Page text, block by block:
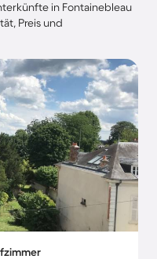
in Fontainebleau
Preis und